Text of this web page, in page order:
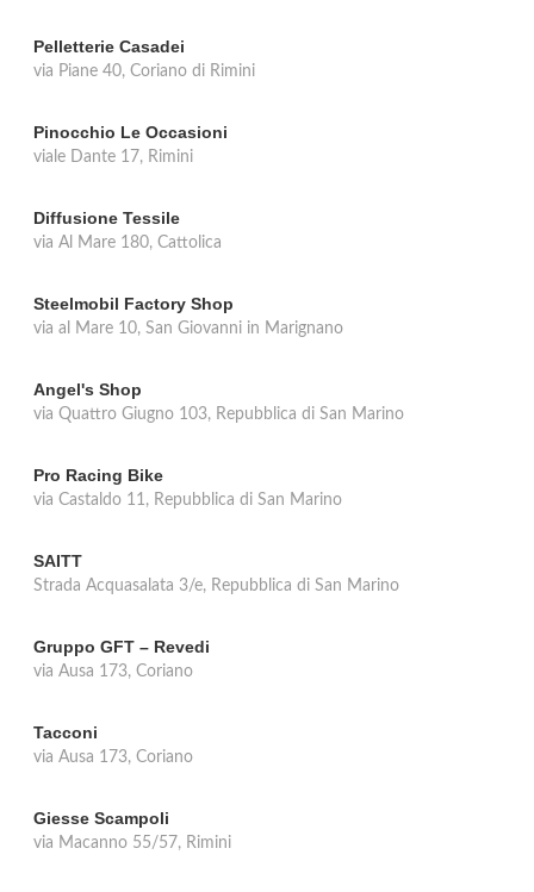
Pelletterie Casadei
via Piane 40, Coriano di Rimini
Pinocchio Le Occasioni
viale Dante 17, Rimini
Diffusione Tessile
via Al Mare 180, Cattolica
Steelmobil Factory Shop
via al Mare 10, San Giovanni in Marignano
Angel's Shop
via Quattro Giugno 103, Repubblica di San Marino
Pro Racing Bike
via Castaldo 11, Repubblica di San Marino
SAITT
Strada Acquasalata 3/e, Repubblica di San Marino
Gruppo GFT – Revedi
via Ausa 173, Coriano
Tacconi
via Ausa 173, Coriano
Giesse Scampoli
via Macanno 55/57, Rimini